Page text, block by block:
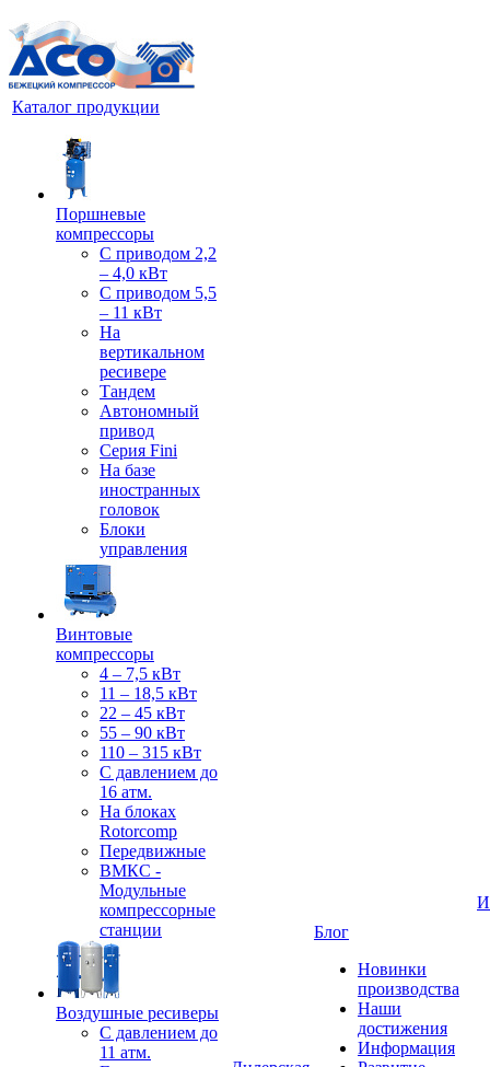
Каталог продукции
Поршневые
компрессоры
С приводом 2,2
– 4,0 кВт
С приводом 5,5
– 11 кВт
На
вертикальном
ресивере
Тандем
Автономный
привод
Серия Fini
На базе
иностранных
головок
Блоки
управления
Винтовые
компрессоры
4 – 7,5 кВт
11 – 18,5 кВт
22 – 45 кВт
55 – 90 кВт
110 – 315 кВт
С давлением до
16 атм.
На блоках
Rotorcomp
Передвижные
ВМКС -
Модульные
компрессорные
станции
Воздушные ресиверы
С давлением до
11 атм.
Блог
Новинки
производства
Наши
достижения
Информация